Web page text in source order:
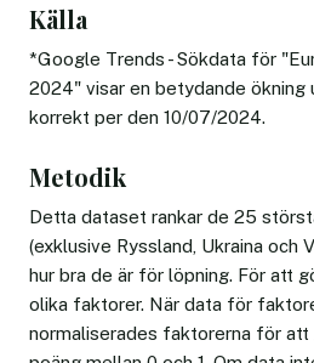
Källa
*Google Trends - Sökdata för
2024" visar en betydande ökning
korrekt per den 10/07/2024.
Metodik
Detta dataset rankar de 25
(exklusive Ryssland, Ukraina och
hur bra de är för löpning. För att
olika faktorer. När data för
normaliserades faktorerna för